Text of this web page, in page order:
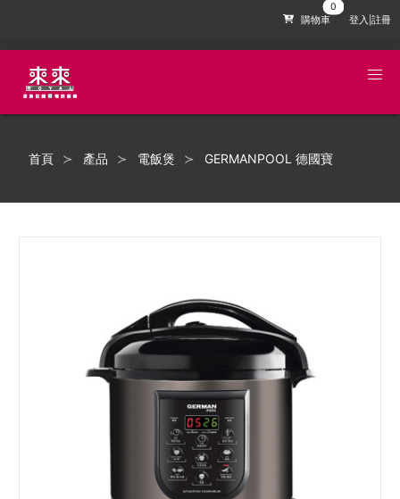
購物車 登入|註冊
首頁 產品 電飯煲 GERMANPOOL 德國寶